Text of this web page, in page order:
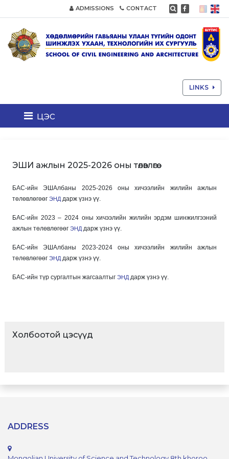
ADMISSIONS CONTACT
LINKS
цэс
ЭШИ ажлын 2025-2026 оны төлөвлөгөө
БАС-ийн ЭШАлбаны 2025-2026 оны хичээлийн жилийн ажлын
төлөвлөгөөг ЭНДдарж үзнэ үү.
БАС-ийн 2023 – 2024 оны хичээлийн жилийн эрдэм шинжилгээний
ажлын төлөвлөгөөг ЭНД дарж үзнэ үү.
БАС-ийн ЭШАлбаны 2023-2024 оны хичээлийн жилийн ажлын
төлөвлөгөөг ЭНД дарж үзнэ үү.
БАС-ийн түр сургалтын жагсаалтыг ЭНД дарж үзнэ үү.
Холбоотой цэсүүд
ADDRESS